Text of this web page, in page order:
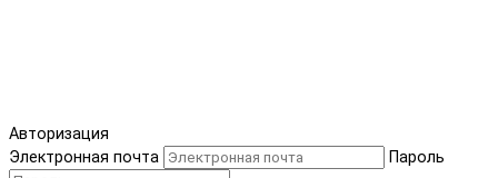
Авторизация
Электронная почта
Пароль